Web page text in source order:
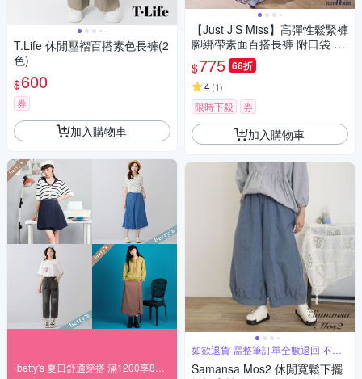
T.Life 休閒壓褶百搭素色長褲(2
色)
$600
券
加入購物車
【Just J’S Miss】高彈性鬆緊褲
腳綁帶素面百搭長褲 附口袋 32
0S3
$775 66折
4(1)
限時下殺 券
加入購物車
如欲退貨 需整筆訂單全數退回 不能
單退
Samansa Mos2 休閒寬鬆下擺